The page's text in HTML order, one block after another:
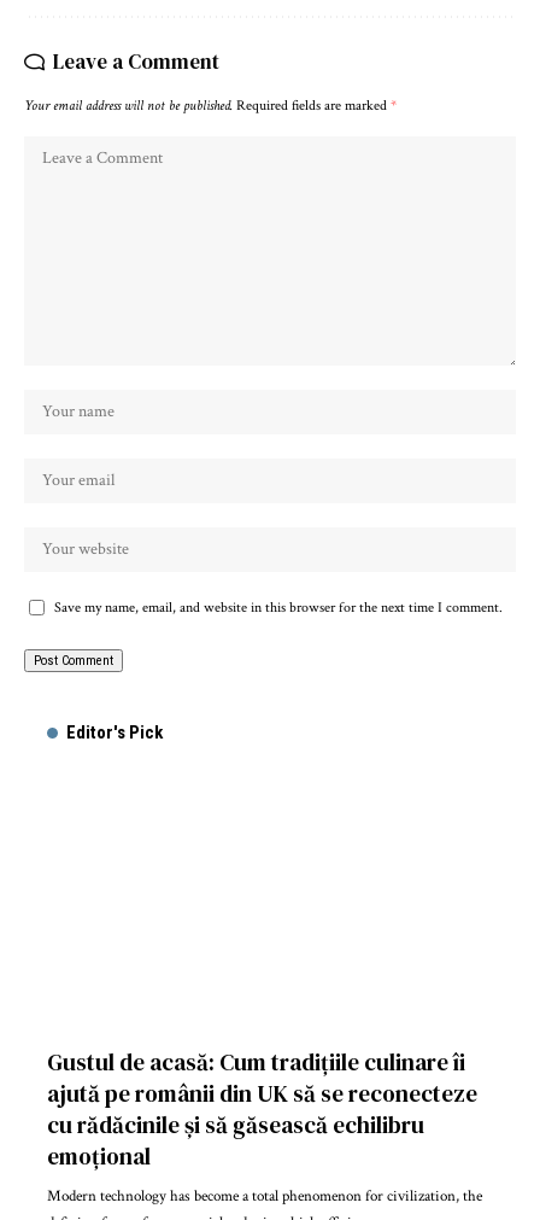
Leave a Comment
Your email address will not be published. Required fields are marked *
Save my name, email, and website in this browser for the next time I comment.
Editor's Pick
Gustul de acasă: Cum tradițiile culinare îi
ajută pe românii din UK să se reconecteze
cu rădăcinile și să găsească echilibru
emoțional
Modern technology has become a total phenomenon for civilization, the